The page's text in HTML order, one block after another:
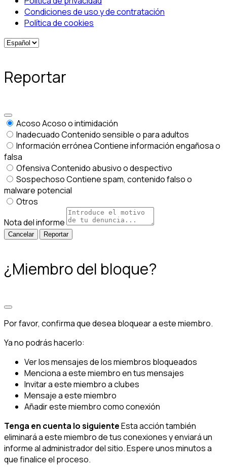
Condiciones de uso y de contratación
Política de cookies
Reportar
AcosoAcoso o intimidación
InadecuadoContenido sensible o para adultos
Información erróneaContiene información engañosa o
falsa
OfensivaContenido abusivo o despectivo
SospechosoContiene spam, contenido falso o
malware potencial
Otros
Nota del informe
Reportar
¿Miembro del bloque?
Por favor, confirma que desea bloquear a este miembro.
Ya no podrás hacerlo:
Ver los mensajes de los miembros bloqueados
Menciona a este miembro en tus mensajes
Invitar a este miembro a clubes
Mensaje a este miembro
Añadir este miembro como conexión
Tenga en cuenta lo siguienteEsta acción también
eliminará a este miembro de tus conexiones y enviará un
informe al administrador del sitio. Espere unos minutos a
que finalice el proceso.